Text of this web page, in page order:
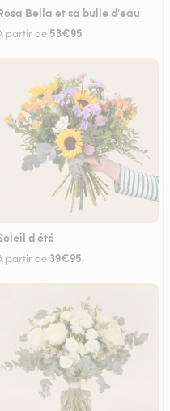
Bella et sa bulle d'eau
partir de 53€95
d'été
partir de 39€95